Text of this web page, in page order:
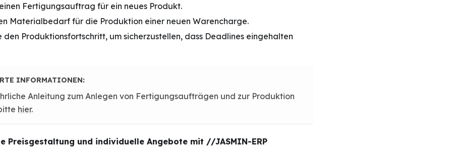
Fertigungsauftrag für ein neues Produkt.
Materialbedarf für die Produktion einer neuen Warencharge.
den Produktionsfortschritt, um sicherzustellen, dass Deadlines eingehalten
INFORMATIONEN:
Anleitung zum Anlegen von Fertigungsaufträgen und zur Produktion
hier.
Preisgestaltung und individuelle Angebote mit //JASMIN-ERP